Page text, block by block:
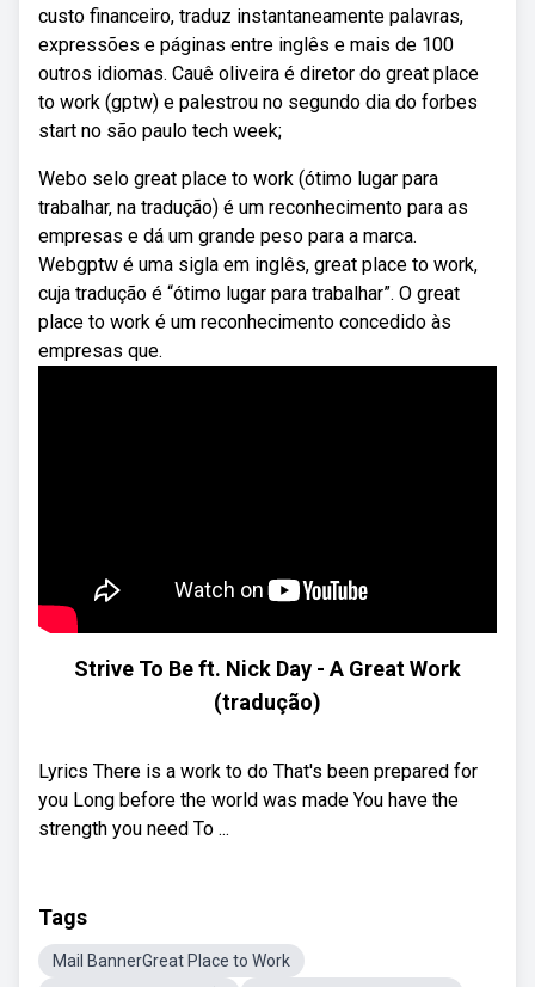
custo financeiro, traduz instantaneamente palavras,
expressões e páginas entre inglês e mais de 100
outros idiomas. Cauê oliveira é diretor do great place
to work (gptw) e palestrou no segundo dia do forbes
start no são paulo tech week;
Webo selo great place to work (ótimo lugar para
trabalhar, na tradução) é um reconhecimento para as
empresas e dá um grande peso para a marca.
Webgptw é uma sigla em inglês, great place to work,
cuja tradução é “ótimo lugar para trabalhar”. O great
place to work é um reconhecimento concedido às
empresas que.
Strive To Be ft. Nick Day - A Great Work
(tradução)
Lyrics There is a work to do That's been prepared for
you Long before the world was made You have the
strength you need To ...
Tags
Mail BannerGreat Place to Work